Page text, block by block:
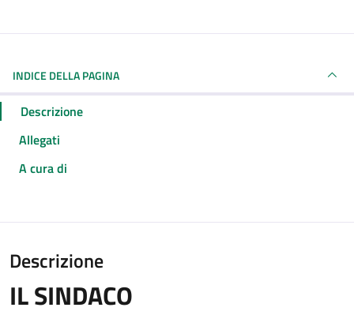
INDICE DELLA PAGINA
Descrizione
Allegati
A cura di
Descrizione
IL SINDACO